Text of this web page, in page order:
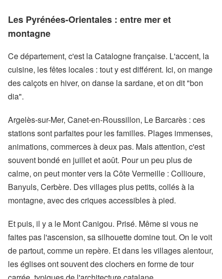
Les Pyrénées-Orientales : entre mer et
montagne
Ce département, c'est la Catalogne française. L'accent, la
cuisine, les fêtes locales : tout y est différent. Ici, on mange
des calçots en hiver, on danse la sardane, et on dit "bon
dia".
Argelès-sur-Mer, Canet-en-Roussillon, Le Barcarès : ces
stations sont parfaites pour les familles. Plages immenses,
animations, commerces à deux pas. Mais attention, c'est
souvent bondé en juillet et août. Pour un peu plus de
calme, on peut monter vers la Côte Vermeille : Collioure,
Banyuls, Cerbère. Des villages plus petits, collés à la
montagne, avec des criques accessibles à pied.
Et puis, il y a le Mont Canigou. Prisé. Même si vous ne
faites pas l'ascension, sa silhouette domine tout. On le voit
de partout, comme un repère. Et dans les villages alentour,
les églises ont souvent des clochers en forme de tour